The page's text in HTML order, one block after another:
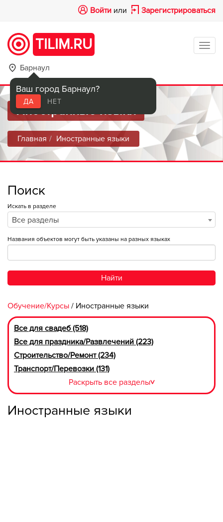
Войти или Зарегистрироваться
TILIM.RU
Барнаул
Ваш город Барнаул?
ДА НЕТ
Иностранные языки
Главная Иностранные языки
Поиск
Искать в разделе
Все разделы
Названия объектов могут быть указаны на разных языках
Найти
Обучение/Курсы / Иностранные языки
Все для свадеб (518)
Все для праздника/Развлечений (223)
Строительство/Ремонт (234)
Транспорт/Перевозки (131)
Раскрыть все разделы>
Иностранные языки